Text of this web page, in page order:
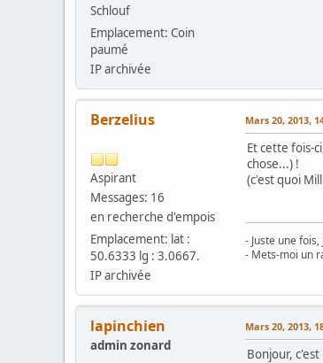
Schlouf
Emplacement: Coin
paumé
IP archivée
Berzelius
Aspirant
Messages: 16
en recherche d'empois
Emplacement: lat :
50.6333 lg : 3.0667.
IP archivée
Mars 20, 2013,
Et cette fois-
chose...) !
(c'est quoi Mill
- Juste une
- Mets-moi un
lapinchien
admin zonard
Mars 20, 2013,
Bonjour,